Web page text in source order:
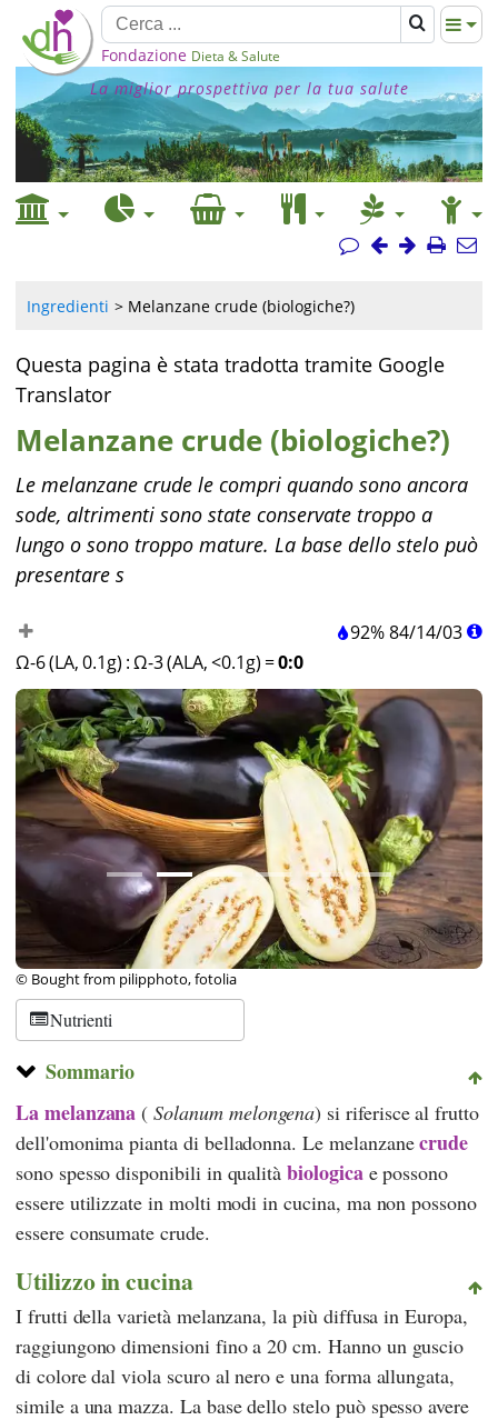
Fondazione Dieta & Salute
La miglior prospettiva per la tua salute
Ingredienti Melanzane crude (biologiche?)
Questa pagina è stata tradotta tramite Google
Translator
Melanzane crude (biologiche?)
Le melanzane crude le compri quando sono ancora
sode, altrimenti sono state conservate troppo a
lungo o sono troppo mature. La base dello stelo può
presentare s
92%84/14/03
Ω-6 (LA, 0.1g) :Ω-3 (ALA, <0.1g) =0:0
© Bought from pilipphoto, fotolia
Nutrienti
Sommario
La melanzana (Solanum melongena) si riferisce al frutto
dell'omonima pianta di belladonna. Le melanzanecrude
sono spesso disponibili in qualitàbiologicae possono
essere utilizzate in molti modi in cucina, ma non possono
essere consumate crude.
Utilizzo in cucina
I frutti della varietà melanzana, la più diffusa in Europa,
raggiungono dimensioni fino a 20 cm. Hanno un guscio
di colore dal viola scuro al nero e una forma allungata,
simile a una mazza. La base dello stelo può spesso avere